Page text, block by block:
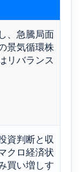
、急騰局面
景気循環株
リバランス
資判断と収
クロ経済状
買い増しす